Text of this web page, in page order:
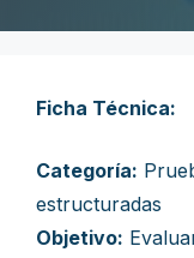
Ficha Técnica:
Categoría:
estructuradas
Objetivo: